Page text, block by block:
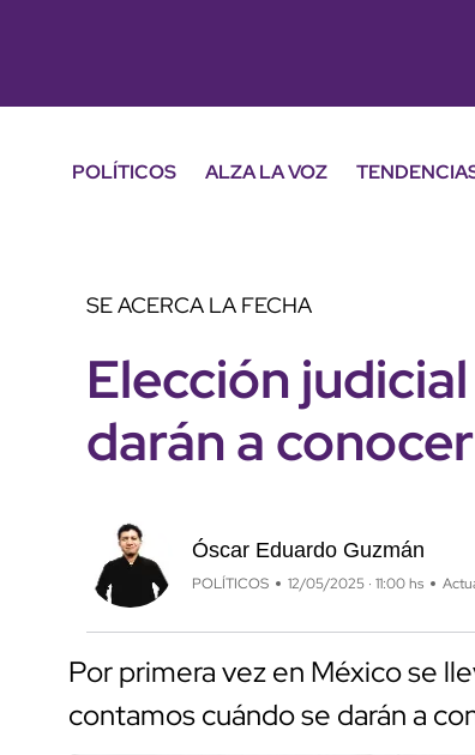
POLÍTICOS ALZA LA VOZ
SE ACERCA LA FECHA
Elección
darán a
Óscar Eduardo Guzmán
POLÍTICOS 12/05/2025 · 11:00 hs
Por primera vez en México se
contamos cuándo se darán a